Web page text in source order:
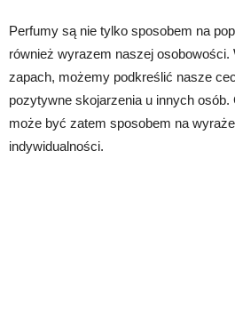
Perfumy są nie tylko sposobem na
również wyrazem naszej osobowości.
zapach, możemy podkreślić nasze
pozytywne skojarzenia u innych
może być zatem sposobem na
indywidualności.